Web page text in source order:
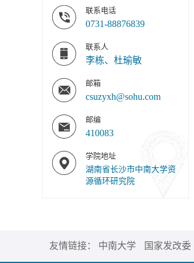
联系电话
0731-88876839
联系人
李栋、杜瑜敏
邮箱
csuzyxh@sohu.com
邮编
410083
学院地址
湖南省长沙市中南大学资
源循环研究院
友情链接： 中南大学 国家发改委